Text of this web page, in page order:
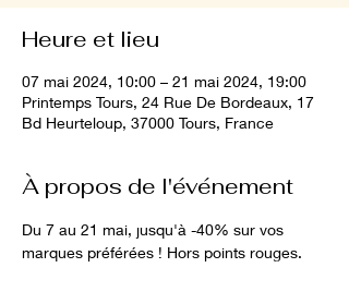
Heure et lieu
07 mai 2024, 10:00 – 21 mai 2024, 19:00
Printemps Tours, 24 Rue De Bordeaux, 17
Bd Heurteloup, 37000 Tours, France
À propos de l'événement
Du 7 au 21 mai, jusqu'à -40% sur vos
marques préférées ! Hors points rouges.